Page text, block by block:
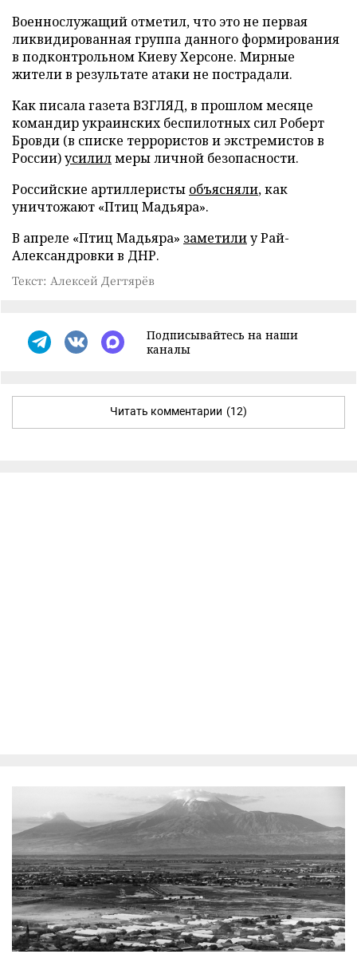
Военнослужащий отметил, что это не первая
ликвидированная группа данного формирования
в подконтрольном Киеву Херсоне. Мирные
жители в результате атаки не пострадали.
Как писала газета ВЗГЛЯД, в прошлом месяце
командир украинских беспилотных сил Роберт
Бровди (в списке террористов и экстремистов в
России)усилилмеры личной безопасности.
Российские артиллеристы объясняли, как
уничтожают «Птиц Мадьяра».
В апреле «Птиц Мадьяра» заметилиу Рай-
Александровки в ДНР.
Текст: Алексей Дегтярёв
Подписывайтесь на наши
каналы
Читать комментарии (12)